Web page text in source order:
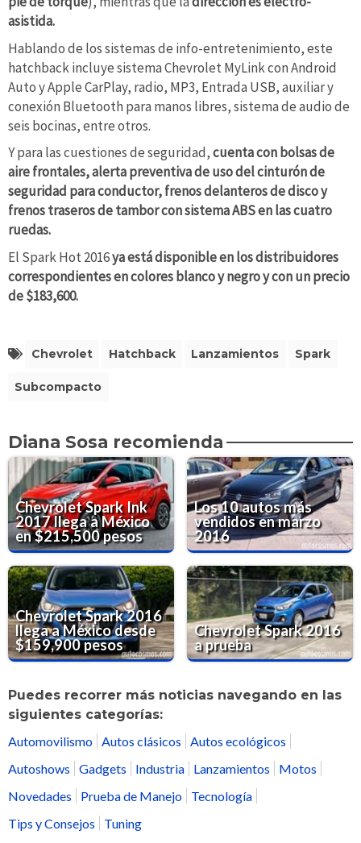
asistida.
Hablando de los sistemas de info-entretenimiento, este
hatchback incluye sistema Chevrolet MyLink con Android
Auto y Apple CarPlay, radio, MP3, Entrada USB, auxiliar y
conexión Bluetooth para manos libres, sistema de audio de
seis bocinas, entre otros.
Y para las cuestiones de seguridad,cuenta con bolsas de
aire frontales, alerta preventiva de uso del cinturón de
seguridad para conductor, frenos delanteros de disco y
frenos traseros de tambor con sistema ABS en las cuatro
ruedas.
El Spark Hot 2016ya está disponible en los distribuidores
correspondientes en colores blanco y negro y con un precio
de $183,600.
Chevrolet Hatchback Lanzamientos Spark
Subcompacto
Diana Sosa recomienda
Chevrolet Spark Ink
2017 llega a México
en $215,500 pesos
Los 10 autos más
vendidos en marzo
2016
Chevrolet Spark 2016
llega a México desde
$159,900 pesos
Chevrolet Spark 2016
a prueba
Puedes recorrer más noticias navegando en las
siguientes categorías:
Automovilismo Autos clásicos
Autos ecológicos
Autoshows
Gadgets Industria Lanzamientos
Motos
Novedades
Prueba de Manejo
Tecnología
Tips y Consejos
Tuning